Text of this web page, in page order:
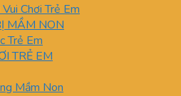
Chơi Trẻ Em
MẦM NON
Trẻ Em
TRẺ EM
Mầm Non